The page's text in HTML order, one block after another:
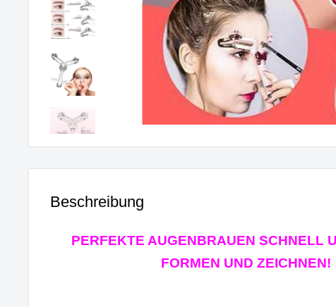
Beschreibung
PERFEKTE AUGENBRAUEN SCHNELL
FORMEN UND ZEICHNEN!